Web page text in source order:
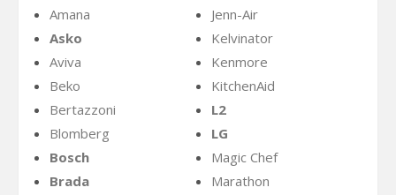
Amana
Asko
Aviva
Beko
Bertazzoni
Blomberg
Bosch
Brada
Jenn-Air
Kelvinator
Kenmore
KitchenAid
L2
LG
Magic Chef
Marathon